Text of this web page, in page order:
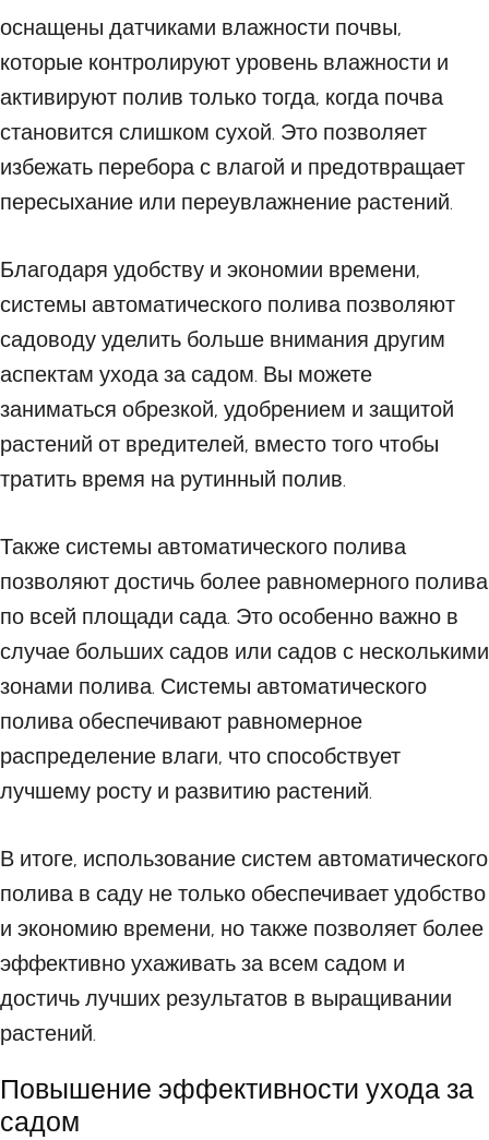
оснащены датчиками влажности почвы,
которые контролируют уровень влажности и
активируют полив только тогда, когда почва
становится слишком сухой. Это позволяет
избежать перебора с влагой и предотвращает
пересыхание или переувлажнение растений.
Благодаря удобству и экономии времени,
системы автоматического полива позволяют
садоводу уделить больше внимания другим
аспектам ухода за садом. Вы можете
заниматься обрезкой, удобрением и защитой
растений от вредителей, вместо того чтобы
тратить время на рутинный полив.
Также системы автоматического полива
позволяют достичь более равномерного полива
по всей площади сада. Это особенно важно в
случае больших садов или садов с несколькими
зонами полива. Системы автоматического
полива обеспечивают равномерное
распределение влаги, что способствует
лучшему росту и развитию растений.
В итоге, использование систем автоматического
полива в саду не только обеспечивает удобство
и экономию времени, но также позволяет более
эффективно ухаживать за всем садом и
достичь лучших результатов в выращивании
растений.
Повышение эффективности ухода за
садом